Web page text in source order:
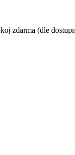
zdarma (dle